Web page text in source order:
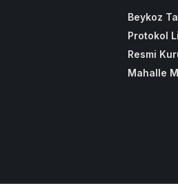
Beykoz
Protokol
Resmi
Mahalle